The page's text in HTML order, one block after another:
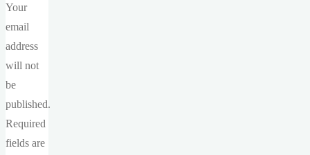
Your
email
address
will not
be
published.
Required
fields are